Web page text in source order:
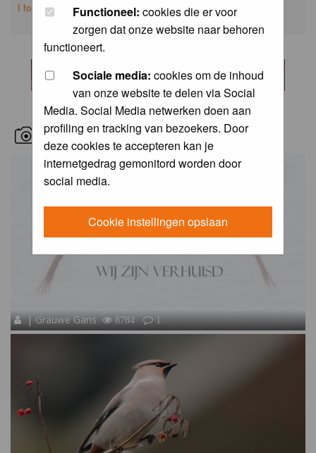
Functioneel: cookies die er voor
zorgen dat onze website naar behoren
functioneert.
Sociale media: cookies om de inhoud
van onze website te delen via Social
Media. Social Media netwerken doen aan
profiling en tracking van bezoekers. Door
deze cookies te accepteren kan je
internetgedrag gemonitord worden door
social media.
Cookie instellingen opslaan
I forgot my password
RECENT BIRD PICS
| Grauwe Gans 8784 1